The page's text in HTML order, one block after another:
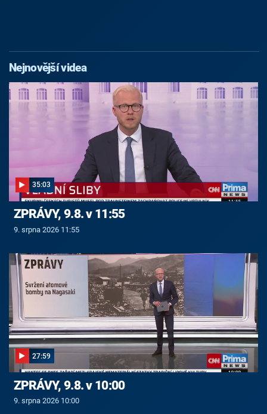
Nejnovější videa
35:03
ZPRÁVY, 9.8. v 11:55
9. srpna 2026 11:55
27:59
ZPRÁVY, 9.8. v 10:00
9. srpna 2026 10:00